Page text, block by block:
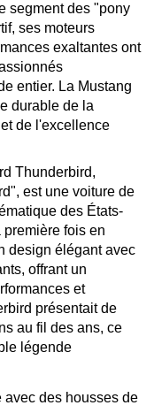
segment des "pony
ses moteurs
exaltantes ont
entier. La Mustang
durable de la
de l'excellence
Thunderbird,
est une voiture de
des États-
fois en
design élégant avec
offrant un
et
présentait de
au fil des ans, ce
légende
avec des housses de